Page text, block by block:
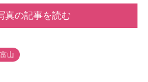
真の記事を読む
山